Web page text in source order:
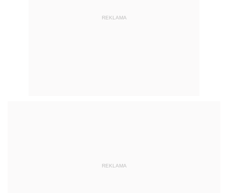
REKLAMA
REKLAMA